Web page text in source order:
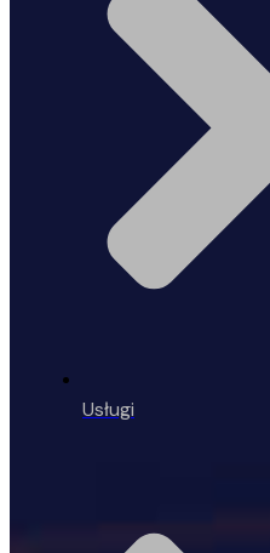
Usługi